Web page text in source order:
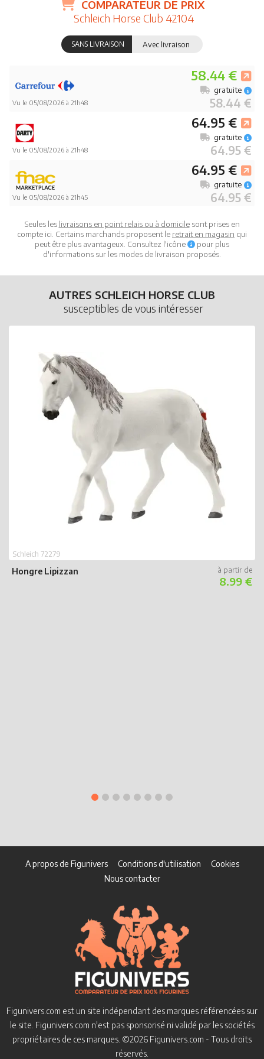
COMPARATEUR DE PRIX
Schleich Horse Club 42104
SANS LIVRAISON Avec livraison
Vu le 05/08/2026 à 21h48
58.44 €
58.44 €
gratuite
Vu le 05/08/2026 à 21h48
64.95 €
64.95 €
gratuite
Vu le 05/08/2026 à 21h45
64.95 €
64.95 €
gratuite
Seules les livraisons en point relais ou à domicilesont prises en
compte ici. Certains marchands proposent le retrait en magasin qui
peut être plus avantageux. Consultez l'icône
pour plus
d'informations sur les modes de livraison proposés.
AUTRES SCHLEICH HORSE CLUB
susceptibles de vous intéresser
Hongre Lipizzan
Schleich 72279
8.99 €
A propos de Figunivers Conditions d'utilisation
Cookies
Nous contacter
Figunivers.com est un site indépendant des marques référencées sur
le site. Figunivers.com n'est pas sponsorisé ni validé par les sociétés
propriétaires de ces marques. ©2026 Figunivers.com - Tous droits
réservés.